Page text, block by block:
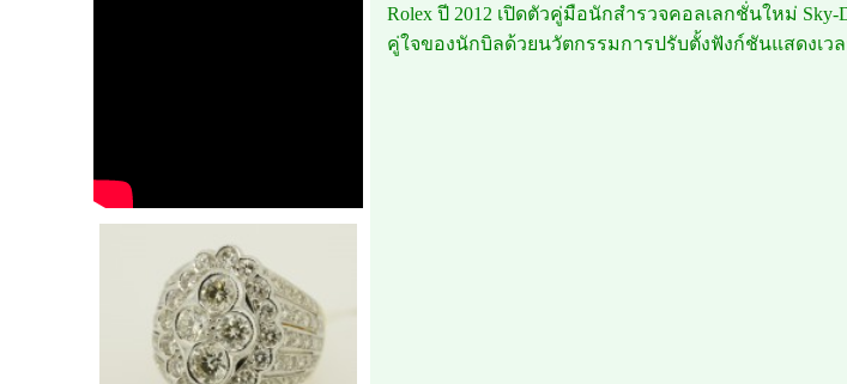
Rolex ปี 2012 เปิดตัวคู่มือนักสำรวจคอลเลกชั่นใหม่ Sky-
คู่ใจของนักบิลด้วยนวัตกรรมการปรับตั้งฟังก์ชันแสดงเ